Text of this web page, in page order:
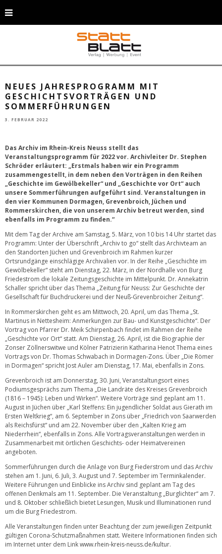
Stephen Schröder, Leiter des Archivs im Rhein-Kreis Neuss, stellt das neue
Jahresprogramm vor. (Foto: Rhein-Kreis Neuss)
NEUES JAHRESPROGRAMM MIT
GESCHICHTSVORTRÄGEN UND
SOMMERFÜHRUNGEN
3. FEBRUAR 2022
Das Archiv im Rhein-Kreis Neuss stellt das
Veranstaltungsprogramm für 2022 vor. Archivleiter Dr. Stephen
Schröder erläutert: „Erstmals haben wir ein Programm
zusammengestellt, in dem neben den Vorträgen in den Reihen
„Geschichte im Gewölbekeller“ und „Geschichte vor Ort“ auch
unsere Sommerführungen aufgeführt sind. Veranstaltungen in
den vier Kommunen Dormagen, Grevenbroich, Jüchen und
Rommerskirchen, die von unserem Archiv betreut werden, sind
ebenfalls im Programm zu finden.“
Mit dem Tag der Archive am Samstag, 5. März, von 10 bis 14 Uhr startet das
Programm: Unter der Überschrift „Archiv to go“ stellt das Archivteam an
den Standorten Jüchen und Grevenbroich im Rahmen kurzer
Ortsrundgänge einschlägige Archivalien vor. In der Reihe „Geschichte im
Gewölbekeller“ steht am Dienstag, 22. März, in der Nordhalle von Burg
Friedestrom die lokale Zeitungsgeschichte im Mittelpunkt. Dr. Annekatrin
Schaller spricht über das Thema „Zeitung für Neuss: Zur Geschichte der
Gesellschaft für Buchdruckerei und der Neuß-Grevenbroicher Zeitung“.
In Rommerskirchen geht es am Mittwoch, 20. April, um das Thema „St.
Martinus in Nettesheim: Anmerkungen zur Bau- und Kunstgeschichte“. Der
Vortrag von Pfarrer Dr. Meik Schirpenbach findet im Rahmen der Reihe
„Geschichte vor Ort“ statt. Am Dienstag, 26. April, ist die Biographie der
Zonser Zöllnerswitwe und Kölner Patrizierin Katharina Henot Thema eines
Vortrags von Dr. Thomas Schwabach in Dormagen-Zons. Über „Die Römer
in Dormagen“ spricht Jost Auler am Dienstag, 17. Mai, ebenfalls in Zons.
Grevenbroich ist am Donnerstag, 30. Juni, Veranstaltungsort eines
Podiumsgesprächs zum Thema „Die Landräte des Kreises Grevenbroich
(1816 – 1945): Leben und Wirken“. Weitere Vorträge sind geplant am 11.
August in Jüchen über „Karl Steffens: Ein jugendlicher Soldat aus Gierath im
Ersten Weltkrieg“, am 6. September in Zons über „Friedrich von Saarwerden
als Reichsfürst“ und am 22. November über den „Kalten Krieg am
Niederrhein“, ebenfalls in Zons. Alle Vortragsveranstaltungen werden in
Zusammenarbeit mit örtlichen Geschichts- oder Heimatvereinen
angeboten.
Sommerführungen durch die Anlage von Burg Fiederstrom und das Archiv
stehen am 1. Juni, 6. Juli, 3. August und 7. September im Terminkalender.
Weitere Führungen und Einblicke ins Archiv sind geplant am Tag des
offenen Denkmals am 11. September. Die Veranstaltung „Burglichter“ am 7.
und 8. Oktober schließlich bietet Lesungen, Musik und Illuminationen rund
um die Burg Friedestrom.
Alle Veranstaltungen finden unter Beachtung der zum jeweiligen Zeitpunkt
gültigen Corona-Schutzmaßnahmen statt. Weitere Informationen finden sich
im Internet unter dem Linkwww.rhein-kreis-neuss.de/kultur.